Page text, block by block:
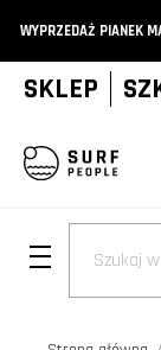
WYPRZEDAŻ PIANEK
SKLEP